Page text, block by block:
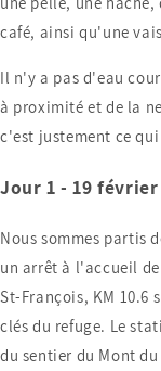
café, ainsi qu'une
Il n'y a pas d'eau
à proximité et de la
c'est justement ce
Jour 1 - 19 février
Nous sommes partis
un arrêt à l'accueil
St-François, KM 10.6
clés du refuge. Le
du sentier du Mont